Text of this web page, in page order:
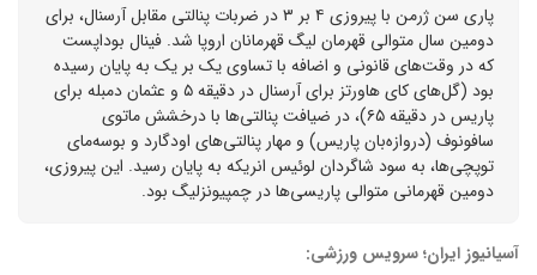
پاری سن ژرمن با پیروزی ۴ بر ۳ در ضربات پنالتی مقابل آرسنال، برای
دومین سال متوالی قهرمان لیگ قهرمانان اروپا شد. فینال بوداپست
که در وقت‌های قانونی و اضافه با تساوی یک بر یک به پایان رسیده
بود (گل‌های کای هاورتز برای آرسنال در دقیقه ۵ و عثمان دمبله برای
پاریس در دقیقه ۶۵)، در ضیافت پنالتی‌ها با درخشش ماتوی
سافونوف (دروازه‌بان پاریس) و مهار پنالتی‌های اودگارد و بوسه‌مای
توپچی‌ها، به سود شاگردان لوئیس انریکه به پایان رسید. این پیروزی،
دومین قهرمانی متوالی پاریسی‌ها در چمپیونزلیگ بود.
آسیانیوز ایران؛ سرویس ورزشی: